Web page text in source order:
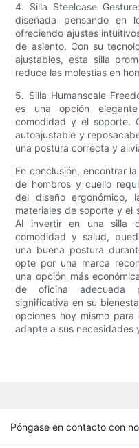
4. Silla Steelcase
diseñada pensando en
ofreciendo ajustes
de asiento. Con su
ajustables, esta silla
reduce las molestias en
5. Silla Humanscale
es una opción
comodidad y el soporte.
autoajustable y
una postura correcta y
En conclusión, encontrar
de hombros y cuello
del diseño ergonómico,
materiales de soporte y el
Al invertir en una silla
comodidad y salud,
una buena postura
opte por una marca
una opción más
de oficina adecuada
significativa en su
opciones hoy mismo
adapte a sus necesidades
Póngase en contacto con